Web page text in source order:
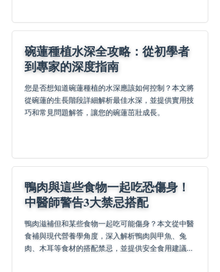
碗蓮種植水深全攻略：從初學者
到專家的深度指南
您是否想知道碗蓮種植的水深應該如何控制？本文將
從碗蓮的生長階段詳細解析最佳水深，並提供實用技
巧和常見問題解答，讓您的碗蓮茁壯成長。
鴨肉與這些食物一起吃恐傷身！
中醫師警告3大禁忌搭配
鴨肉滋補但和某些食物一起吃可能傷身？本文從中醫
食補與現代營養學角度，深入解析鴨肉與甲魚、兔
肉、木耳等食材的搭配禁忌，並提供安全食用建議與